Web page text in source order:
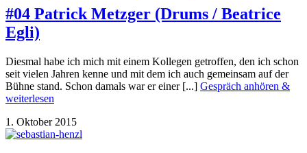
#04 Patrick Metzger (Drums / Beatrice
Egli)
Diesmal habe ich mich mit einem Kollegen getroffen, den ich schon
seit vielen Jahren kenne und mit dem ich auch gemeinsam auf der
Bühne stand. Schon damals war er einer [...] Gespräch anhören &
weiterlesen
1. Oktober 2015